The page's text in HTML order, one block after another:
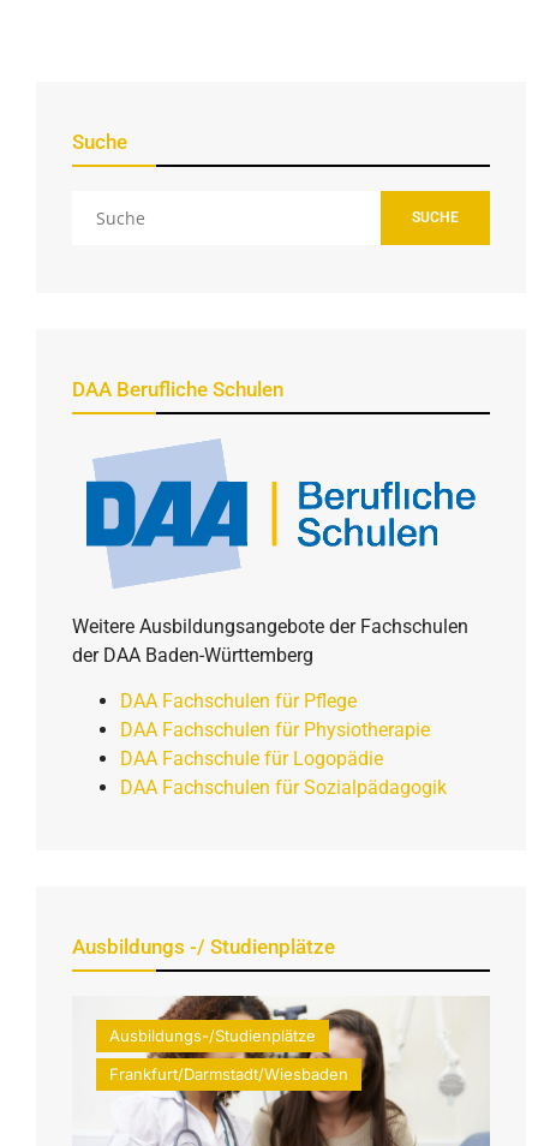
Suche
SUCHE
DAA Berufliche Schulen
Weitere Ausbildungsangebote der Fachschulen
der DAA Baden-Württemberg
DAA Fachschulen für Pflege
DAA Fachschulen für Physiotherapie
DAA Fachschule für Logopädie
DAA Fachschulen für Sozialpädagogik
Ausbildungs -/ Studienplätze
Ausbildungs-/Studienplätze
Frankfurt/Darmstadt/Wiesbaden